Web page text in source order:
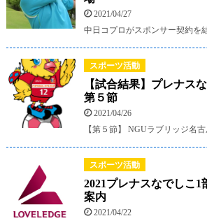
2021/04/27
中日コプロがスポンサー契約を
スポーツ活動
【試合結果】プレナス
第５節
2021/04/26
【第５節】 NGUラブリッジ名
スポーツ活動
2021プレナスなでしこ1
案内
2021/04/22